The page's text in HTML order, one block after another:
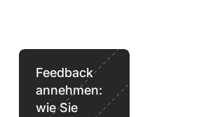
Feedback
annehmen:
wie Sie